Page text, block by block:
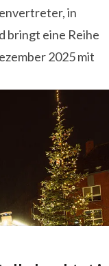
in
bringt eine Reihe
2025 mit